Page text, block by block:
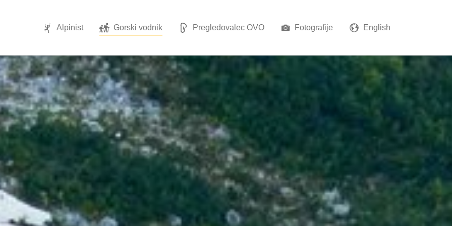
Alpinist Gorski vodnik Pregledovalec OVO Fotografije English